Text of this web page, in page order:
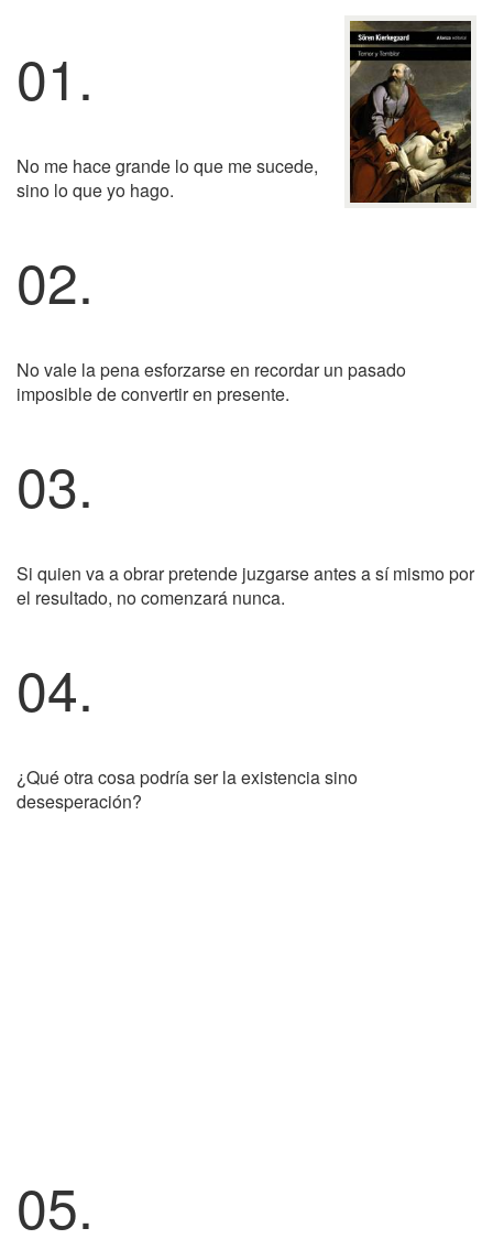
01.
No me hace grande lo que me sucede,
sino lo que yo hago.
02.
No vale la pena esforzarse en recordar un pasado
imposible de convertir en presente.
03.
Si quien va a obrar pretende juzgarse antes a sí mismo por
el resultado, no comenzará nunca.
04.
¿Qué otra cosa podría ser la existencia sino
desesperación?
05.